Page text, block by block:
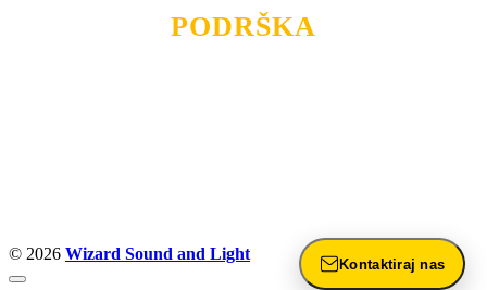
PODRŠKA
© 2026 Wizard Sound and Light
Kontaktiraj nas